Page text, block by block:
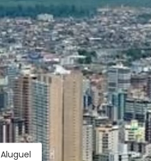
Aluguel